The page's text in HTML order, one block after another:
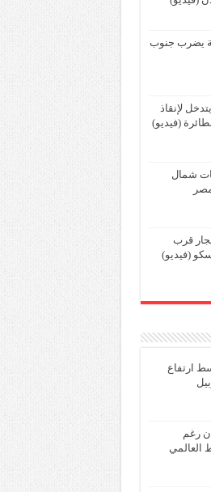
6.3 درجة يضرب جنوب
لإنقاذ
(فيديو)
5.6 درجات شمال
قرب
(فيديو)
ارتفاع
رغم
العالمي